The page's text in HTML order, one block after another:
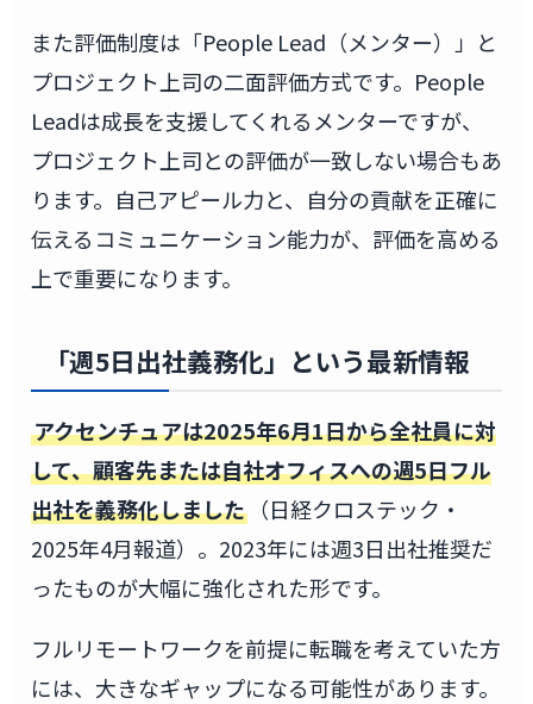
また評価制度は「People Lead（メンター）」と
プロジェクト上司の二面評価方式です。People
Leadは成長を支援してくれるメンターですが、
プロジェクト上司との評価が一致しない場合もあ
ります。自己アピール力と、自分の貢献を正確に
伝えるコミュニケーション能力が、評価を高める
上で重要になります。
「週5日出社義務化」という最新情報
アクセンチュアは2025年6月1日から全社員に対
して、顧客先または自社オフィスへの週5日フル
出社を義務化しました（日経クロステック・
2025年4月報道）。2023年には週3日出社推奨だ
ったものが大幅に強化された形です。
フルリモートワークを前提に転職を考えていた方
には、大きなギャップになる可能性があります。